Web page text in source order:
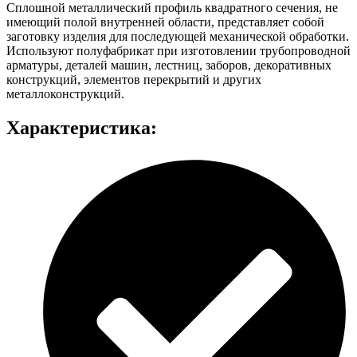
Сплошной металлический профиль квадратного сечения, не
имеющий полой внутренней области, представляет собой
заготовку изделия для последующей механической обработки.
Используют полуфабрикат при изготовлении трубопроводной
арматуры, деталей машин, лестниц, заборов, декоративных
конструкций, элементов перекрытий и других
металлоконструкций.
Характеристика: